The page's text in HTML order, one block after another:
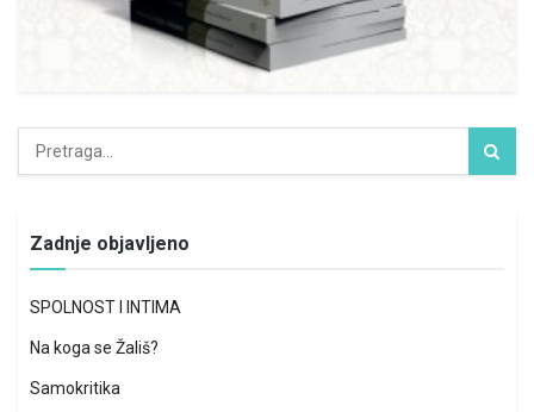
Zadnje objavljeno
SPOLNOST I INTIMA
Na koga se Žališ?
Samokritika